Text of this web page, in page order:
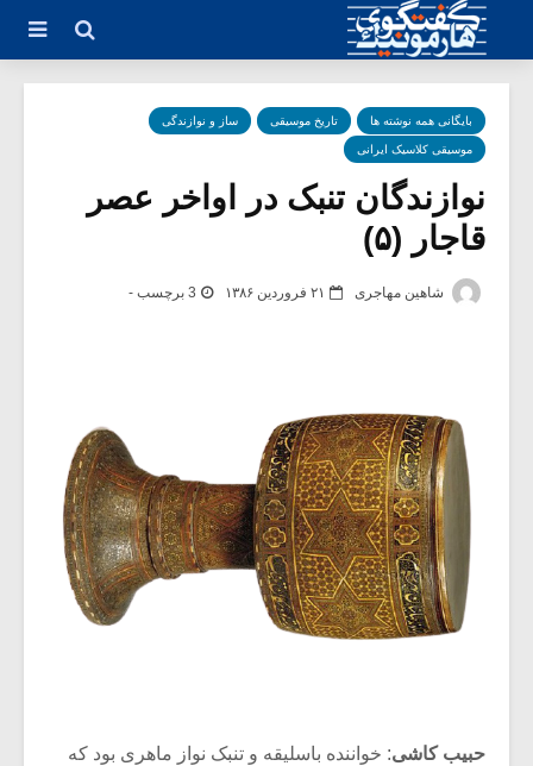
بایگانی همه نوشته ها تاریخ موسیقی ساز و نوازندگی
موسیقی کلاسیک ایرانی
نوازندگان تنبک در اواخر عصر
قاجار (۵)
شاهین مهاجری ۲۱ فروردین ۱۳۸۶ 3 برچسب -
حبیب کاشی: خواننده باسلیقه و تنبک نواز ماهری بود که